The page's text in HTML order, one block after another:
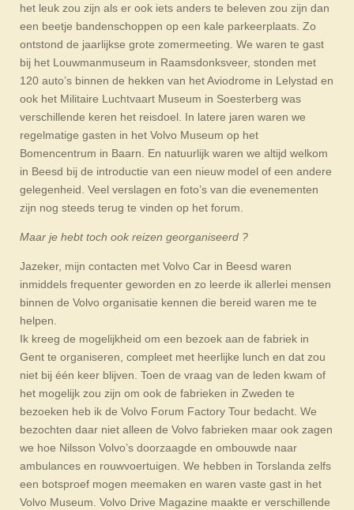
het leuk zou zijn als er ook iets anders te beleven zou zijn dan
een beetje bandenschoppen op een kale parkeerplaats. Zo
ontstond de jaarlijkse grote zomermeeting. We waren te gast
bij het Louwmanmuseum in Raamsdonksveer, stonden met
120 auto’s binnen de hekken van het Aviodrome in Lelystad en
ook het Militaire Luchtvaart Museum in Soesterberg was
verschillende keren het reisdoel. In latere jaren waren we
regelmatige gasten in het Volvo Museum op het
Bomencentrum in Baarn. En natuurlijk waren we altijd welkom
in Beesd bij de introductie van een nieuw model of een andere
gelegenheid. Veel verslagen en foto’s van die evenementen
zijn nog steeds terug te vinden op het forum.
Maar je hebt toch ook reizen georganiseerd ?
Jazeker, mijn contacten met Volvo Car in Beesd waren
inmiddels frequenter geworden en zo leerde ik allerlei mensen
binnen de Volvo organisatie kennen die bereid waren me te
helpen.
Ik kreeg de mogelijkheid om een bezoek aan de fabriek in
Gent te organiseren, compleet met heerlijke lunch en dat zou
niet bij één keer blijven. Toen de vraag van de leden kwam of
het mogelijk zou zijn om ook de fabrieken in Zweden te
bezoeken heb ik de Volvo Forum Factory Tour bedacht. We
bezochten daar niet alleen de Volvo fabrieken maar ook zagen
we hoe Nilsson Volvo’s doorzaagde en ombouwde naar
ambulances en rouwvoertuigen. We hebben in Torslanda zelfs
een botsproef mogen meemaken en waren vaste gast in het
Volvo Museum. Volvo Drive Magazine maakte er verschillende